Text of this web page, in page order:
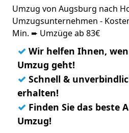
Umzug von Augsburg nach
Umzugsunternehmen -
Min. ➨ Umzüge ab 83€
✓ Wir helfen Ihnen,
Umzug geht!
✓ Schnell &
erhalten!
✓ Finden Sie das beste
Umzug!